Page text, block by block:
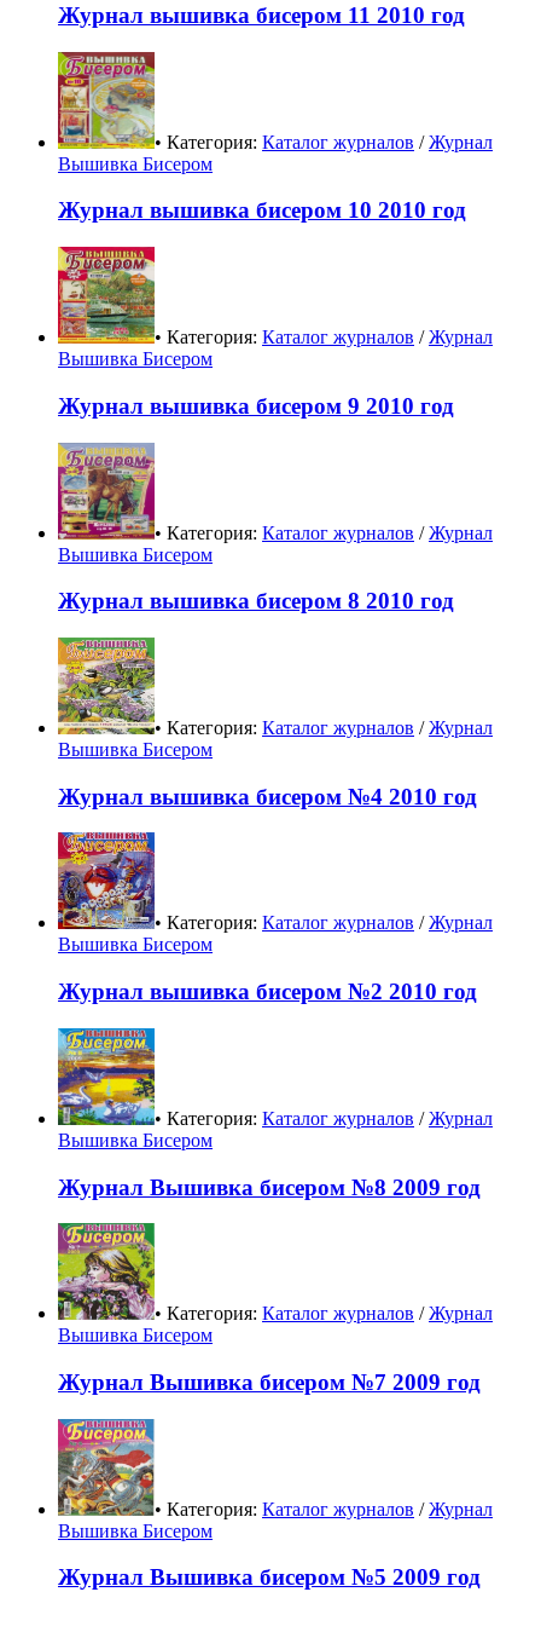
Журнал вышивка бисером 11 2010 год
• Категория: Каталог журналов /Журнал
Вышивка Бисером
Журнал вышивка бисером 10 2010 год
• Категория: Каталог журналов /Журнал
Вышивка Бисером
Журнал вышивка бисером 9 2010 год
• Категория: Каталог журналов /Журнал
Вышивка Бисером
Журнал вышивка бисером 8 2010 год
• Категория: Каталог журналов /Журнал
Вышивка Бисером
Журнал вышивка бисером №4 2010 год
• Категория: Каталог журналов /Журнал
Вышивка Бисером
Журнал вышивка бисером №2 2010 год
• Категория: Каталог журналов /Журнал
Вышивка Бисером
Журнал Вышивка бисером №8 2009 год
• Категория: Каталог журналов /Журнал
Вышивка Бисером
Журнал Вышивка бисером №7 2009 год
• Категория: Каталог журналов /Журнал
Вышивка Бисером
Журнал Вышивка бисером №5 2009 год